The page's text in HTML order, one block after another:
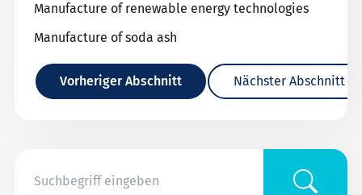
Manufacture of renewable energy technologies
Manufacture of soda ash
Vorheriger Abschnitt Nächster Abschnitt